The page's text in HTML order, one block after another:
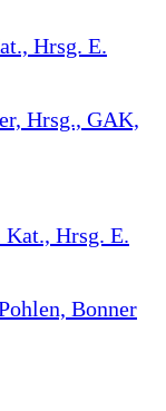
Hrsg. E.
Hrsg., GAK,
Kat., Hrsg. E.
Bonner